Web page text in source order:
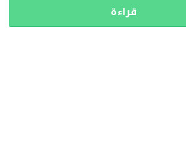
قراءة